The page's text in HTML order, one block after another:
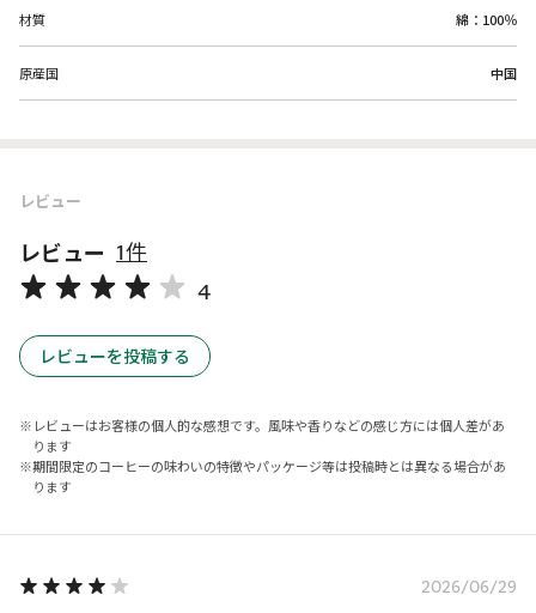
材質 綿：100％
原産国 中国
レビュー
レビュー 1件
4
レビューを投稿する
レビューはお客様の個人的な感想です。風味や香りなどの感じ方には個人差があ
ります
期間限定のコーヒーの味わいの特徴やパッケージ等は投稿時とは異なる場合があ
ります
2026/06/29